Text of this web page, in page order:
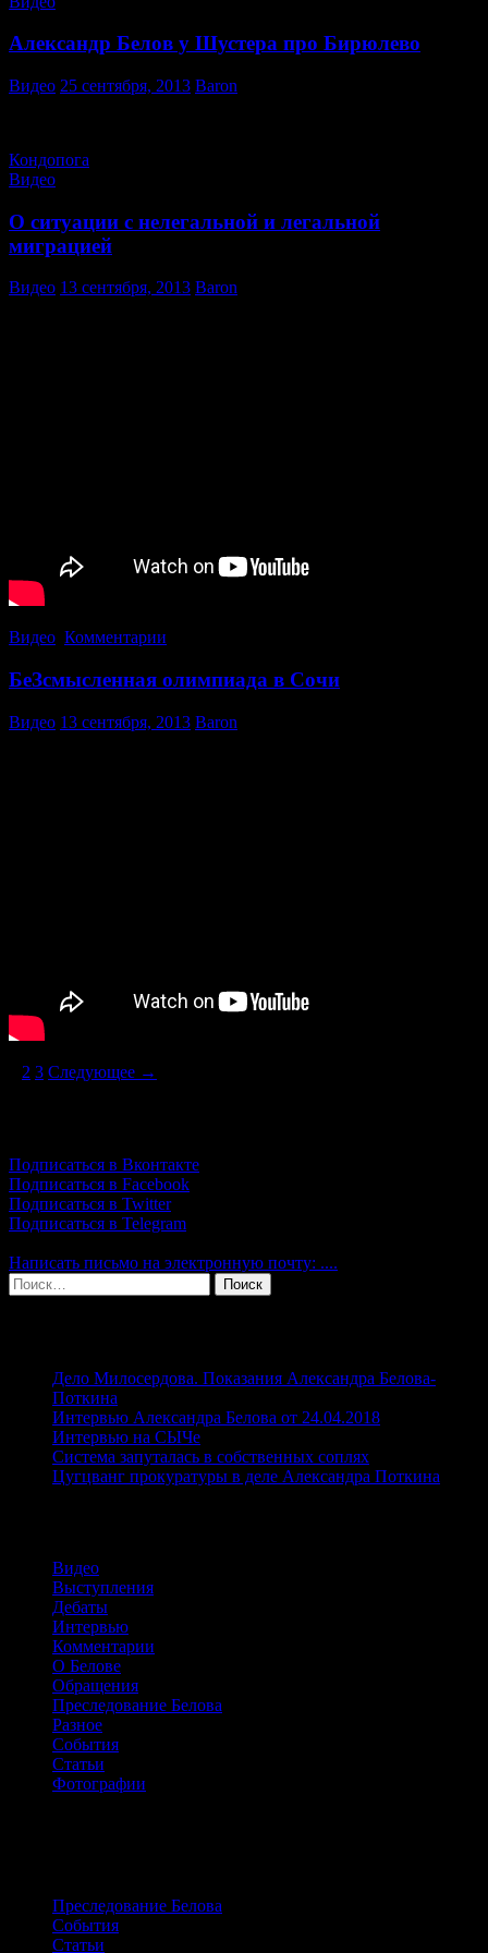
Александр Белов у Шустера про Бирюлево
Видео 25 сентября, 2013 Baron
Кондопога
Видео
О ситуации с нелегальной и легальной
миграцией
Видео 13 сентября, 2013 Baron
Видео Комментарии
БеЗсмысленная олимпиада в Сочи
Видео 13 сентября, 2013 Baron
Навигация
2 3 Следующее →
Подписаться в Вконтакте
Подписаться в Facebook
Подписаться в Twitter
Подписаться в Telegram
Написать письмо на электронную почту: ....
Найти:
Дело Милосердова. Показания Александра Белова-
Поткина
Интервью Александра Белова от 24.04.2018
Интервью на СЫЧе
Система запуталась в собственных соплях
Цугцванг прокуратуры в деле Александра Поткина
Видео
Выступления
Дебаты
Интервью
Комментарии
О Белове
Обращения
Преследование Белова
Разное
События
Статьи
Фотографии
Преследование Белова
События
Статьи